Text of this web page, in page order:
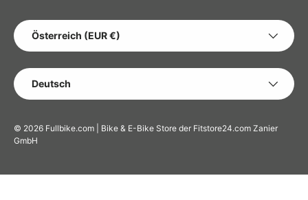
LAND/REGION
Österreich (EUR €)
SPRACHE
Deutsch
© 2026 Fullbike.com | Bike & E-Bike Store der Fitstore24.com Zanier
GmbH